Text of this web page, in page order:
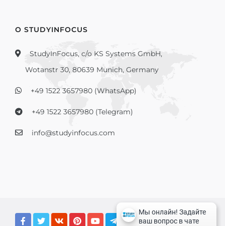
О STUDYINFOCUS
StudyInFocus, c/o KS Systems GmbH,
Wotanstr 30, 80639 Munich, Germany
+49 1522 3657980 (WhatsApp)
+49 1522 3657980 (Telegram)
info@studyinfocus.com